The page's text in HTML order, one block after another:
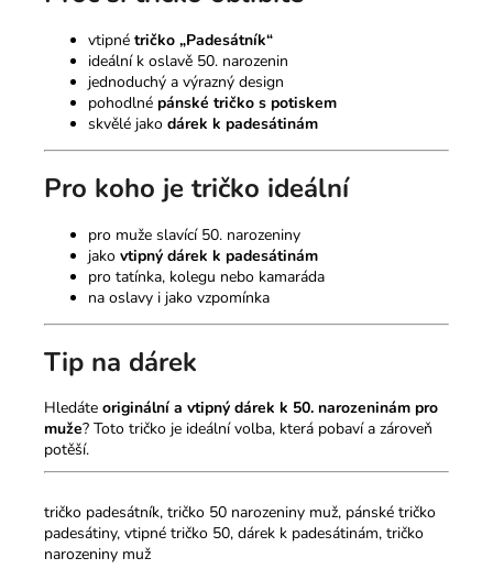
vtipné tričko „Padesátník“
ideální k oslavě 50. narozenin
jednoduchý a výrazný design
pohodlné pánské tričko s potiskem
skvělé jako dárek k padesátinám
Pro koho je tričko ideální
pro muže slavící 50. narozeniny
jako vtipný dárek k padesátinám
pro tatínka, kolegu nebo kamaráda
na oslavy i jako vzpomínka
Tip na dárek
Hledáte originální a vtipný dárek k 50. narozeninám pro
muže? Toto tričko je ideální volba, která pobaví a zároveň
potěší.
tričko padesátník, tričko 50 narozeniny muž, pánské tričko
padesátiny, vtipné tričko 50, dárek k padesátinám, tričko
narozeniny muž